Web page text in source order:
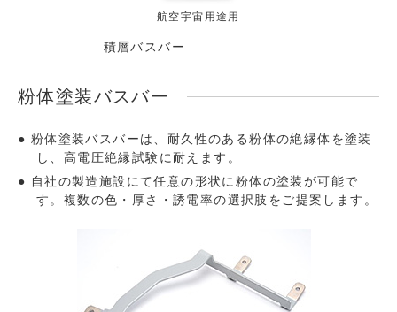
航空宇宙用途用
積層バスバー
粉体塗装バスバー
粉体塗装バスバーは、耐久性のある粉体の絶縁体を塗装
し、高電圧絶縁試験に耐えます。
自社の製造施設にて任意の形状に粉体の塗装が可能で
す。複数の色・厚さ・誘電率の選択肢をご提案します。